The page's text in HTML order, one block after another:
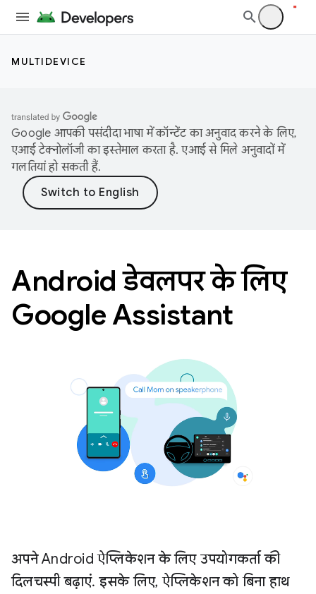
MULTIDEVICE
Google आपकी पसंदीदा भाषा में कॉन्टेंट का अनुवाद करने के लिए,
एआई टेक्नोलॉजी का इस्तेमाल करता है. एआई से मिले अनुवादों में
गलतियां हो सकती हैं.
Android डेवलपर के लिए
Google Assistant
अपने Android ऐप्लिकेशन के लिए उपयोगकर्ता की
दिलचस्पी बढ़ाएं. इसके लिए, ऐप्लिकेशन को बिना हाथ